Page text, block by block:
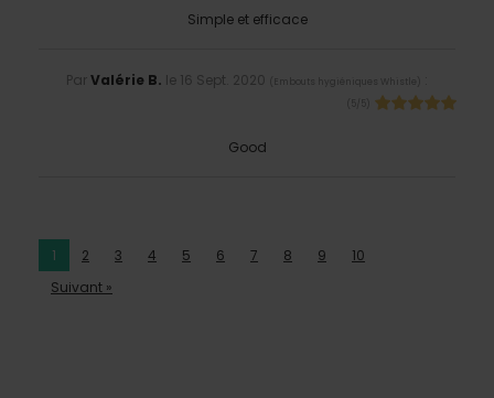
Simple et efficace
ParValérie B. le 16 Sept. 2020 Embouts hygiéniques Whistle
Good
1 2 3 4 5 6 7 8 9
10
Suivant »